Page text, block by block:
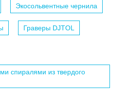
Экосольвентные чернила
Граверы DJTOL
спиралями из твердого